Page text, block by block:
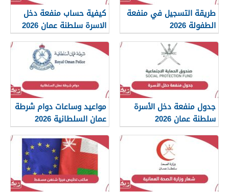
طريقة التسجيل في منفعة
الطفولة 2026
كيفية حساب منفعة دخل
الاسرة سلطنة عمان 2026
جدول منفعة دخل الأسرة
سلطنة عمان 2026
مواعيد وساعات دوام شرطة
عمان السلطانية 2026